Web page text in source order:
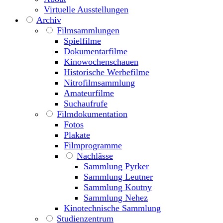
Virtuelle Ausstellungen
Archiv
Filmsammlungen
Spielfilme
Dokumentarfilme
Kinowochenschauen
Historische Werbefilme
Nitrofilmsammlung
Amateurfilme
Suchaufrufe
Filmdokumentation
Fotos
Plakate
Filmprogramme
Nachlässe
Sammlung Pyrker
Sammlung Leutner
Sammlung Koutny
Sammlung Nehez
Kinotechnische Sammlung
Studienzentrum